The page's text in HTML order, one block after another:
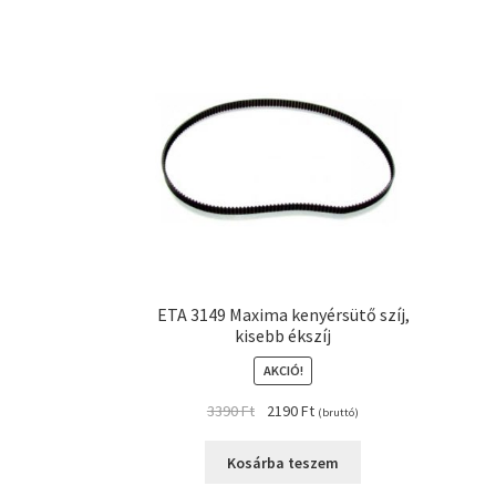
ETA 3149 Maxima kenyérsütő szíj,
kisebb ékszíj
AKCIÓ!
3390Ft
Original
was:
2190FtCurrent
is:
(bruttó)
Kosárba teszem